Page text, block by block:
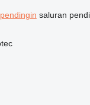
saluran